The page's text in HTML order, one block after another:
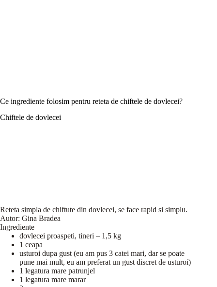
Ce ingrediente folosim pentru reteta de chiftele de dovlecei?
Chiftele de dovlecei
Reteta simpla de chiftute din dovlecei, se face rapid si simplu.
Autor: Gina Bradea
Ingrediente
dovlecei proaspeti, tineri – 1,5 kg
1 ceapa
usturoi dupa gust (eu am pus 3 catei mari, dar se poate
pune mai mult, eu am preferat un gust discret de usturoi)
1 legatura mare patrunjel
1 legatura mare marar